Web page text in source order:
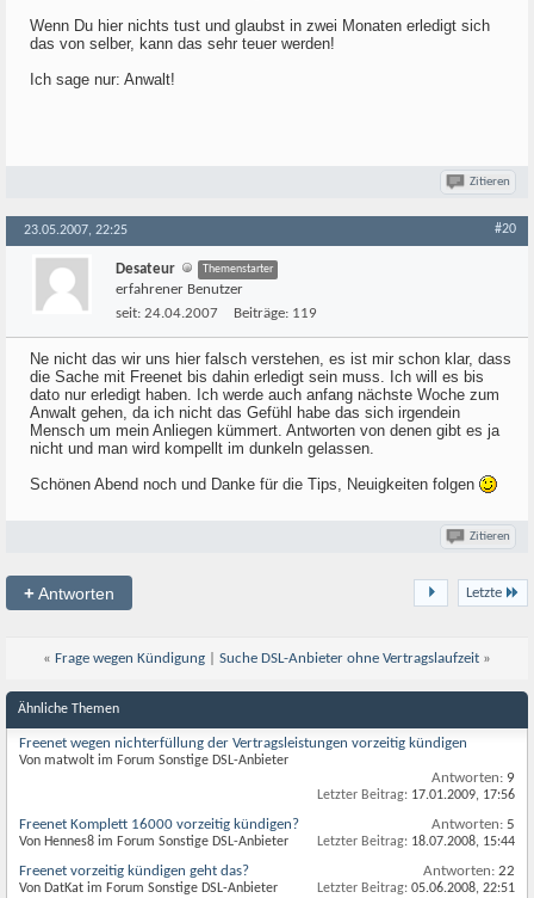
Wenn Du hier nichts tust und glaubst in zwei Monaten erledigt sich
das von selber, kann das sehr teuer werden!
Ich sage nur: Anwalt!
Zitieren
23.05.2007, 22:25 #20
Desateur Themenstarter
erfahrener Benutzer
seit: 24.04.2007 Beiträge: 119
Ne nicht das wir uns hier falsch verstehen, es ist mir schon klar, dass
die Sache mit Freenet bis dahin erledigt sein muss. Ich will es bis
dato nur erledigt haben. Ich werde auch anfang nächste Woche zum
Anwalt gehen, da ich nicht das Gefühl habe das sich irgendein
Mensch um mein Anliegen kümmert. Antworten von denen gibt es ja
nicht und man wird kompellt im dunkeln gelassen.
Schönen Abend noch und Danke für die Tips, Neuigkeiten folgen
Zitieren
+Antworten Letzte
« Frage wegen Kündigung Suche DSL-Anbieter ohne Vertragslaufzeit »
Ähnliche Themen
Freenet wegen nichterfüllung der Vertragsleistungen vorzeitig kündigen
Von matwolt im Forum Sonstige DSL-Anbieter
Antworten: 9
Letzter Beitrag: 17.01.2009, 17:56
Freenet Komplett 16000 vorzeitig kündigen?
Von Hennes8 im Forum Sonstige DSL-Anbieter
Antworten: 5
Letzter Beitrag: 18.07.2008, 15:44
Freenet vorzeitig kündigen geht das?
Von DatKat im Forum Sonstige DSL-Anbieter
Antworten: 22
Letzter Beitrag: 05.06.2008, 22:51